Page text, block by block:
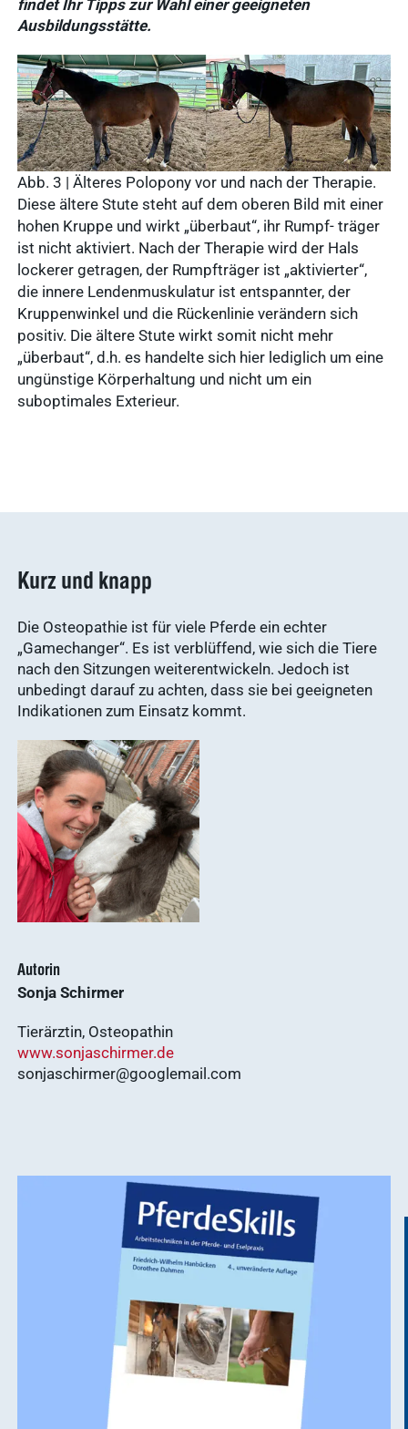
Häufige
Suchanfragen
Service
Ergebnisse
anzeigen
Tierarztbedarf
Ergebnisse
anzeigen
Ergebnisse
Arzneimittel
Ergebnisse
anzeigen
novaderma
Ergebnisse
anzeigen
gründen
Ergebnisse
Ergebnisse
anzeigen
anzeigen
Schnellzugriff
Service &
Kontakt
Mitgliedschaft
findet Ihr Tipps zur Wahl einer geeigneten
Ausbildungsstätte.
Abb. 3 | Älteres Polopony vor und nach der Therapie.
Diese ältere Stute steht auf dem oberen Bild mit einer
hohen Kruppe und wirkt „überbaut“, ihr Rumpf- träger
ist nicht aktiviert. Nach der Therapie wird der Hals
lockerer getragen, der Rumpfträger ist „aktivierter“,
die innere Lendenmuskulatur ist entspannter, der
Kruppenwinkel und die Rückenlinie verändern sich
positiv. Die ältere Stute wirkt somit nicht mehr
„überbaut“, d.h. es handelte sich hier lediglich um eine
ungünstige Körperhaltung und nicht um ein
suboptimales Exterieur.
Kurz und knapp
Die Osteopathie ist für viele Pferde ein echter
„Gamechanger“. Es ist verblüffend, wie sich die Tiere
nach den Sitzungen weiterentwickeln. Jedoch ist
unbedingt darauf zu achten, dass sie bei geeigneten
Indikationen zum Einsatz kommt.
Autorin
Sonja Schirmer
Tierärztin, Osteopathin
www.sonjaschirmer.de
sonjaschirmer@googlemail.com